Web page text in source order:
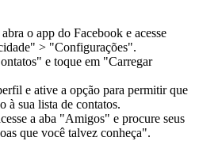
o app do Facebook e acesse
> "Configurações".
e toque em "Carregar
e ative a opção para permitir que
à sua lista de contatos.
a aba "Amigos" e procure seus
que você talvez conheça".